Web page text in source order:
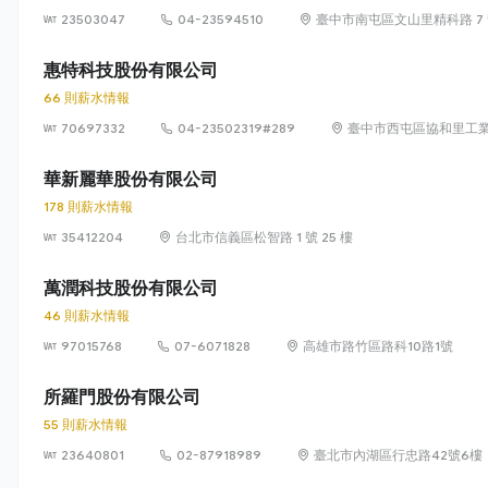
23503047
04-23594510 臺中市南屯區文山里精科路 7
惠特科技股份有限公司
66 則薪水情報
70697332
04-23502319#289 臺中市西屯區協和里工
華新麗華股份有限公司
178 則薪水情報
35412204
台北市信義區松智路 1 號 25 樓
萬潤科技股份有限公司
46 則薪水情報
97015768
07-6071828 高雄市路竹區路科10路1號
所羅門股份有限公司
55 則薪水情報
23640801
02-87918989 臺北市內湖區行忠路42號6樓